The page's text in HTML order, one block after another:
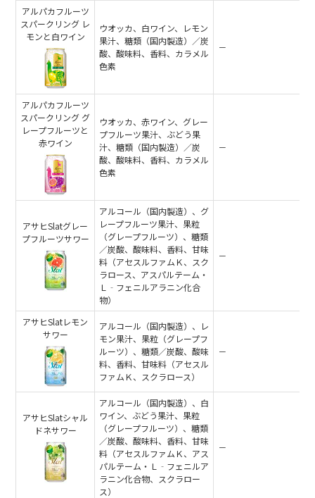
アルパカフルーツ
スパークリング レ
モンと白ワイン
ウオッカ、白ワイン、レモン
果汁、糖類（国内製造）／炭
酸、酸味料、香料、カラメル
色素
－
アルパカフルーツ
スパークリング グ
レープフルーツと
赤ワイン
ウオッカ、赤ワイン、グレー
プフルーツ果汁、ぶどう果
汁、糖類（国内製造）／炭
酸、酸味料、香料、カラメル
色素
－
アサヒSlatグレー
プフルーツサワー
アルコール（国内製造）、グ
レープフルーツ果汁、果粒
（グレープフルーツ）、糖類
／炭酸、酸味料、香料、甘味
料（アセスルファムＫ、スク
ラロース、アスパルテーム・
Ｌ‐フェニルアラニン化合
物）
－
アサヒSlatレモン
サワー
アルコール（国内製造）、レ
モン果汁、果粒（グレープフ
ルーツ）、糖類／炭酸、酸味
料、香料、甘味料（アセスル
ファムＫ、スクラロース）
－
アサヒSlatシャル
ドネサワー
アルコール（国内製造）、白
ワイン、ぶどう果汁、果粒
（グレープフルーツ）、糖類
／炭酸、酸味料、香料、甘味
料（アセスルファムＫ、アス
パルテーム・Ｌ‐フェニルア
ラニン化合物、スクラロー
ス）
－